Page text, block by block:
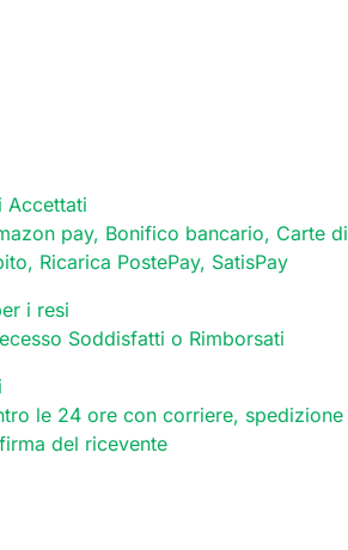
Accettati
pay, Bonifico bancario, Carte di
Ricarica PostePay, SatisPay
i resi
Soddisfatti o Rimborsati
le 24 ore con corriere, spedizione
del ricevente